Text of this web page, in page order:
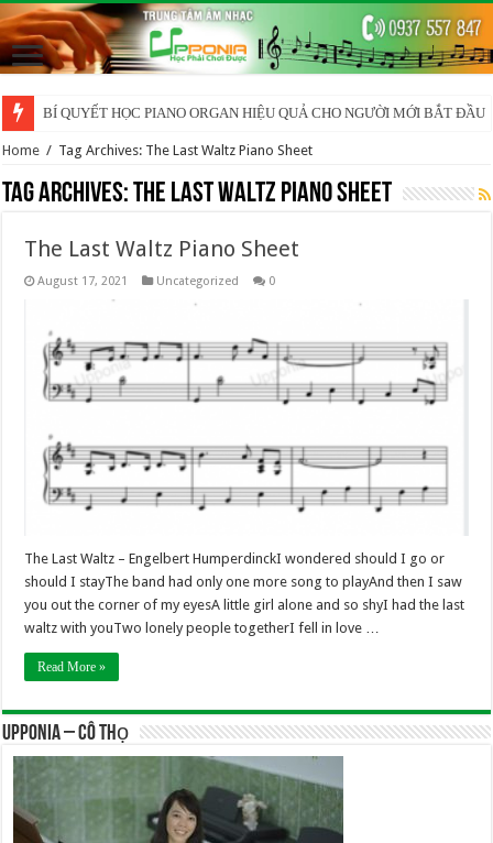
BÍ QUYẾT HỌC PIANO ORGAN HIỆU QUẢ CHO NGƯỜI MỚI BẮT ĐẦU
Home / Tag Archives: The Last Waltz Piano Sheet
Tag Archives:The Last Waltz Piano Sheet
The Last Waltz Piano Sheet
August 17, 2021 Uncategorized 0
The Last Waltz – Engelbert HumperdinckI wondered should I go or
should I stayThe band had only one more song to playAnd then I saw
you out the corner of my eyesA little girl alone and so shyI had the last
waltz with youTwo lonely people togetherI fell in love …
Read More »
UPPONIA – Cô Thọ